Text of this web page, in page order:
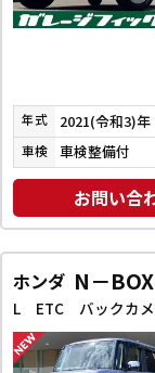
年式 2021(令和3)年
車検 車検整備付
お問い合
ホンダ N－BOX